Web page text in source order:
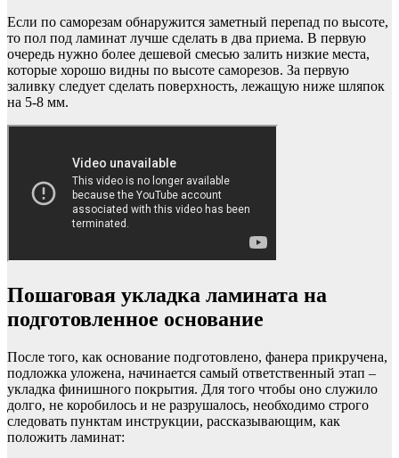
Если по саморезам обнаружится заметный перепад по высоте,
то пол под ламинат лучше сделать в два приема. В первую
очередь нужно более дешевой смесью залить низкие места,
которые хорошо видны по высоте саморезов. За первую
заливку следует сделать поверхность, лежащую ниже шляпок
на 5-8 мм.
Пошаговая укладка ламината на
подготовленное основание
После того, как основание подготовлено, фанера прикручена,
подложка уложена, начинается самый ответственный этап –
укладка финишного покрытия. Для того чтобы оно служило
долго, не коробилось и не разрушалось, необходимо строго
следовать пунктам инструкции, рассказывающим, как
положить ламинат: